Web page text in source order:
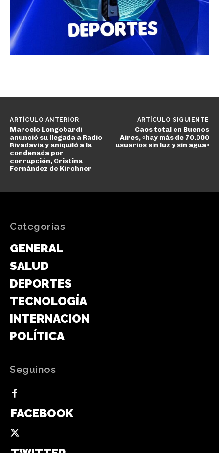
ARTÍCULO ANTERIOR
Marcelo Longobardi
anunció su llegada a Radio
Rivadavia y aniquiló a la
condenada por
corrupción, Cristina
Fernández de Kirchner
ARTÍCULO SIGUIENTE
Caos total en Buenos
Aires, «hay más de 70.000
usuarios sin luz y sin agua»
Categorias
GENERAL
SALUD
DEPORTES
TECNOLOGÍA
INTERNACIONAL
POLÍTICA
Seguinos
FACEBOOK